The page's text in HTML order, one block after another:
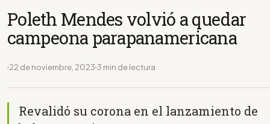
Poleth Mendes volvió a quedar
campeona parapanamericana
22 de noviembre, 2023 3 min de lectura
Revalidó su corona en el lanzamiento de